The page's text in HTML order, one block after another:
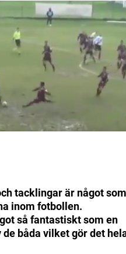
tacklingar är något
inom fotbollen.
så fantastiskt som en
de båda vilket gör det